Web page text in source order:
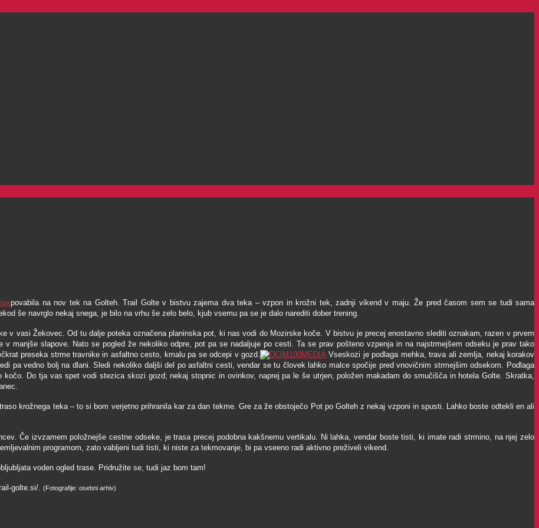
povabila na nov tek na Golteh. Trail Golte v bistvu zajema dva teka – vzpon in krožni tek, zadnji vikend v maju. Že pred časom sem se tudi sama
še navrglo nekaj snega, je bilo na vrhu še zelo belo, kjub vsemu pa se je dalo narediti dober trening.
v vasi Žekovec. Od tu dalje poteka označena planinska pot, ki nas vodi do Mozirske koče. V bistvu je precej enostavno slediti oznakam, razen v prvem
v manjše slapove. Nato se pogled že nekoliko odpre, pot pa se nadaljuje po cesti. Ta se prav pošteno vzpenja in na najstrmejšem odseku je prav tako
preseka strme travnike in asfaltno cesto, kmalu pa se odcepi v gozd.
Vseskozi je podlaga mehka, trava ali zemlja, nekaj korakov
pa vedno bolj na dlani. Sledi nekoliko daljši del po asfaltni cesti, vendar se tu človek lahko malce spočije pred vnovičnim strmejšim odsekom. Podlaga
Do tja vas spet vodi stezica skozi gozd; nekaj stopnic in ovinkov, naprej pa le še utrjen, položen makadam do smučišča in hotela Golte. Skratka,
krožnega teka – to si bom verjetno prihranila kar za dan tekme. Gre za že obstoječo Pot po Golteh z nekaj vzponi in spusti. Lahko boste odtekli en ali
Če izvzamem položnejše cestne odseke, je trasa precej podobna kakšnemu vertikalu. Ni lahka, vendar boste tisti, ki imate radi strmino, na njej zelo
programom, zato vabljeni tudi tisti, ki niste za tekmovanje, bi pa vseeno radi aktivno preživeli vikend.
voden ogled trase. Pridružite se, tudi jaz bom tam!
golte.si/. (Fotografije: osebni arhiv)